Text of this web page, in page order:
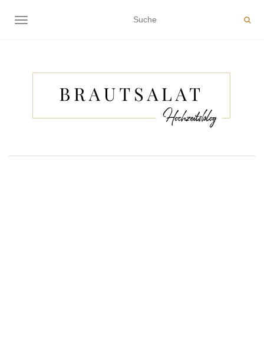
NAVIGATION EIN-/AUSSCHALTEN